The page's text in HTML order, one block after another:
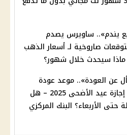
يندم».. ساويرس يصدم
صاروخية لـ أسعار الذهب
سيحدث خلال شهور؟
عن العودة».. موعد عودة
البنوك بعد إجازة عيد الأضحى 2025 – هل
حتى الأربعاء؟ البنك المركزي